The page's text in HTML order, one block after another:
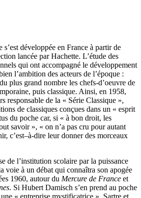
s’est développée en France à partir de
lancée par Hachette. L’étude des
qui ont accompagné le développement
l’ambition des acteurs de l’époque :
plus grand nombre les chefs-d’oeuvre de
puis classique. Ainsi, en 1958,
responsable de la « Série Classique »,
de classiques conçues dans un « esprit
du poche car, si « à bon droit, les
savoir », « on n’a pas cru pour autant
c’est–à-dire leur donner des morceaux
de l’institution scolaire par la puissance
voie à un débat qui connaîtra son apogée
1960, autour du Mercure de France et
. Si Hubert Damisch s’en prend au poche
« entreprise mystificatrice », Sartre et